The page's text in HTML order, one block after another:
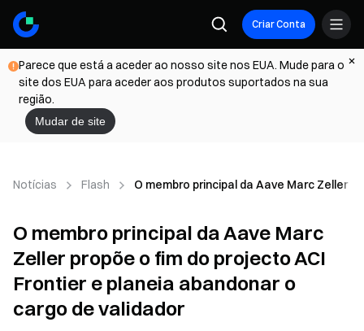
Criar Conta
Parece que está a aceder ao nosso site nos EUA. Mude para o
site dos EUA para aceder aos produtos suportados na sua
região.
Mudar de site
Notícias Flash O membro principal da Aave Marc Zeller
O membro principal da Aave Marc
Zeller propõe o fim do projecto ACI
Frontier e planeia abandonar o
cargo de validador